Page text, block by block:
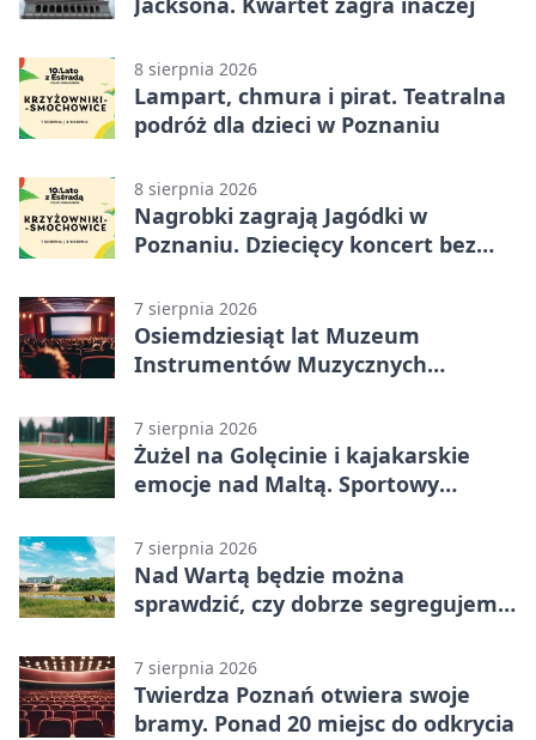
8 sierpnia 2026
Lampart, chmura i pirat. Teatralna
podróż dla dzieci w Poznaniu
8 sierpnia 2026
Nagrobki zagrają Jagódki w
Poznaniu. Dziecięcy koncert bez
7 sierpnia 2026
Osiemdziesiąt lat Muzeum
Instrumentów Muzycznych
7 sierpnia 2026
Żużel na Golęcinie i kajakarskie
emocje nad Maltą. Sportowy
7 sierpnia 2026
Nad Wartą będzie można
sprawdzić, czy dobrze segregujemy
7 sierpnia 2026
Twierdza Poznań otwiera swoje
bramy. Ponad 20 miejsc do odkrycia